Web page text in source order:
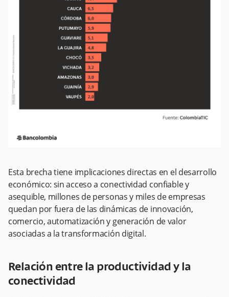
Esta brecha tiene implicaciones directas en el desarrollo
económico: sin acceso a conectividad confiable y
asequible, millones de personas y miles de empresas
quedan por fuera de las dinámicas de innovación,
comercio, automatización y generación de valor
asociadas a la transformación digital.
Relación entre la productividad y la
conectividad